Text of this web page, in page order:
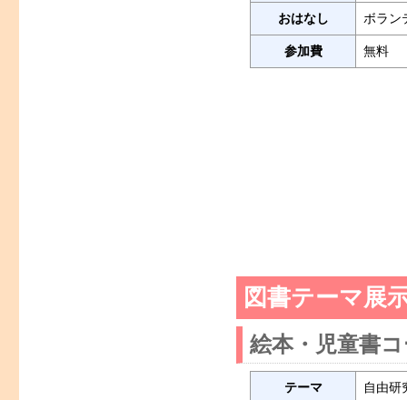
おはなし ボラン
参加費 無料
図書テーマ展
絵本・児童書
テーマ 自由